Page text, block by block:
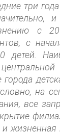
три
и
с
с
детей.
на
все
жизненная